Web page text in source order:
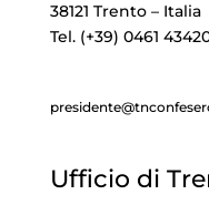
38121 Trento – Italia
Tel. (+39) 0461
Ufficio di